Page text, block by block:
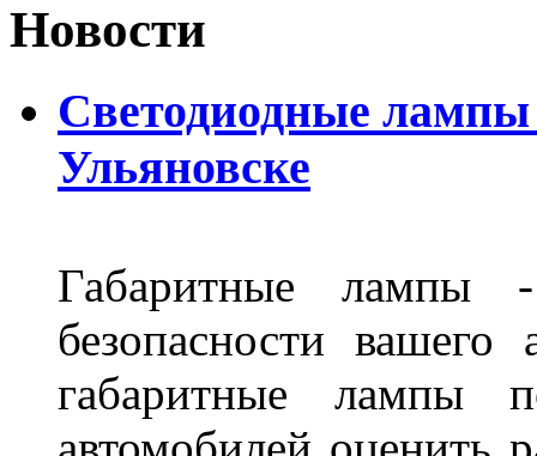
Новости
Светодиодные
Ульяновске
Габаритные лампы
безопасности
габаритные лампы